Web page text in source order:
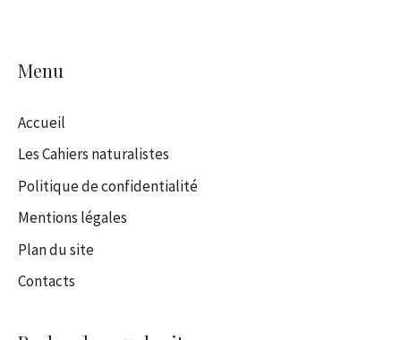
Menu
Accueil
Les Cahiers naturalistes
Politique de confidentialité
Mentions légales
Plan du site
Contacts